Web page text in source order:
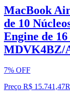
MacBook
de 10
Engine de
MDVK4BZ/
7% OFF
Preço R$ 15.741,47